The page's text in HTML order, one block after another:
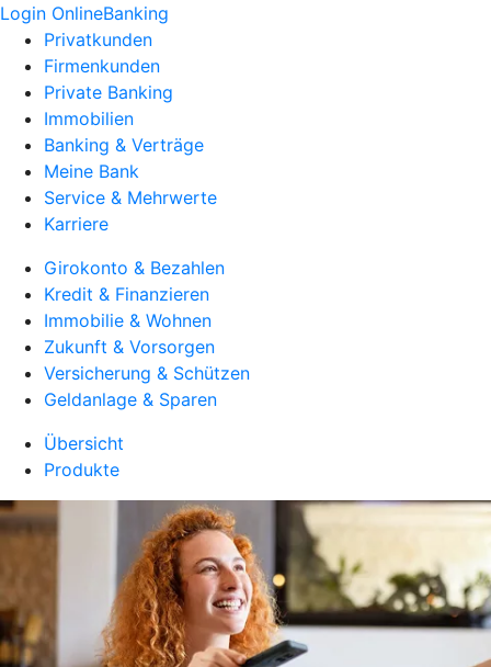
Login OnlineBanking
Privatkunden
Firmenkunden
Private Banking
Immobilien
Banking & Verträge
Meine Bank
Service & Mehrwerte
Karriere
Girokonto & Bezahlen
Kredit & Finanzieren
Immobilie & Wohnen
Zukunft & Vorsorgen
Versicherung & Schützen
Geldanlage & Sparen
Übersicht
Produkte